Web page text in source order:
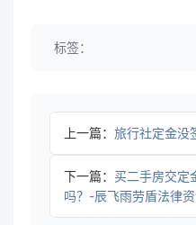
标签：
上一篇： 旅行社定金没
下一篇： 买二手房交定
吗？-辰飞雨劳盾法律